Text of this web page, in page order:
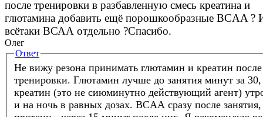
после тренировки в разбавленную смесь креатина и
глютамина добавить ещё порошкообразные ВСAA ?
всётаки ВСАА отдельно ?Спасибо.
Олег
Ответ
Не вижу резона принимать глютамин и креатин после
тренировки. Глютамин лучше до занятия минут за 30,
креатин (это не сиюминутно действующий агент)
и на ночь в равных дозах. BCAA сразу после занятия,